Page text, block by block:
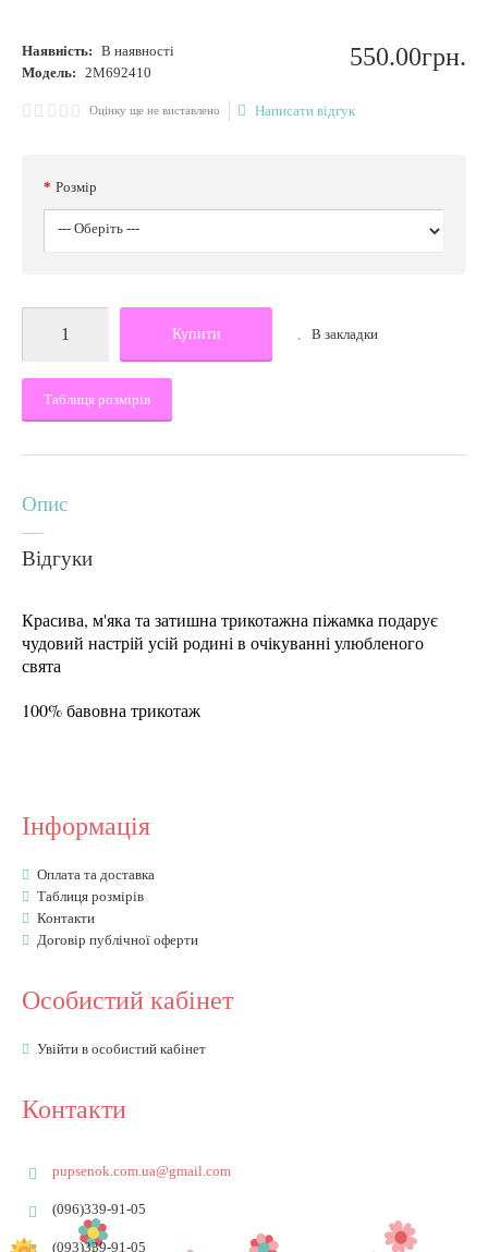
Наявність: В наявності
Модель: 2M692410
550.00грн.
Оцінку ще не виставлено Написати відгук
Розмір
Купити В закладки
Таблиця розмірів
Опис
Відгуки
Красива, м'яка та затишна трикотажна піжамка подарує
чудовий настрій усій родині в очікуванні улюбленого
свята
100% бавовна трикотаж
Інформація
Оплата та доставка
Таблиця розмірів
Контакти
Договір публічної оферти
Особистий кабінет
Увійти в особистий кабінет
Контакти
pupsenok.com.ua@gmail.com
(096)339-91-05
(093)339-91-05